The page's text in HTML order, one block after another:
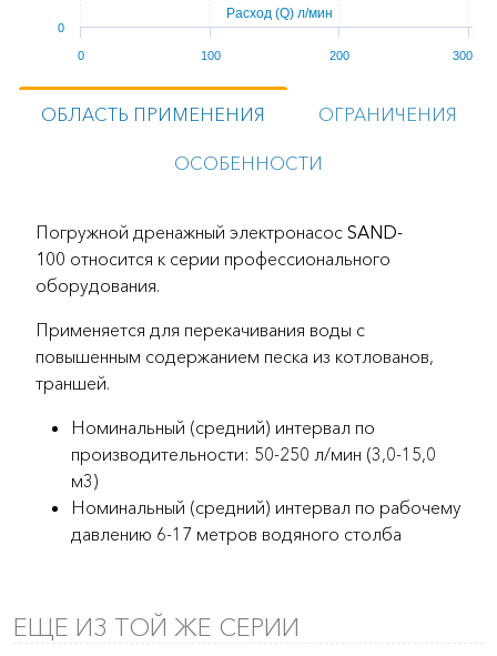
Расход (Q) л/мин
0 100 200 300
0
ОБЛАСТЬ ПРИМЕНЕНИЯ ОГРАНИЧЕНИЯ
ОСОБЕННОСТИ
Погружной дренажный электронасос SAND-
100 относится к серии профессионального
оборудования.
Применяется для перекачивания воды с
повышенным содержанием песка из котлованов,
траншей.
Номинальный (средний) интервал по
производительности: 50-250 л/мин (3,0-15,0
м3)
Номинальный (средний) интервал по рабочему
давлению 6-17 метров водяного столба
ЕЩЕ ИЗ ТОЙ ЖЕ СЕРИИ